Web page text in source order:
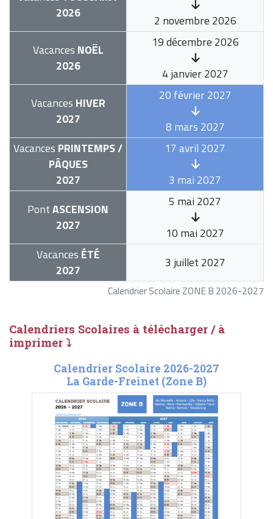
Calendrier Scolaire ZONE B 2026-2027
2026
2 novembre 2026
Vacances NOËL
2026
19 décembre 2026
4 janvier 2027
Vacances HIVER
2027
20 février 2027
8 mars 2027
Vacances PRINTEMPS /
PÂQUES
2027
17 avril 2027
3 mai 2027
PontASCENSION
2027
5 mai 2027
10 mai 2027
Vacances ÉTÉ
2027
3 juillet 2027
Calendriers Scolaires à télécharger / à
imprimer ⤵
Calendrier Scolaire 2026-2027
La Garde-Freinet (Zone B)